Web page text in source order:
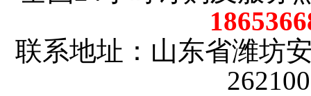
联系地址：山东省潍坊